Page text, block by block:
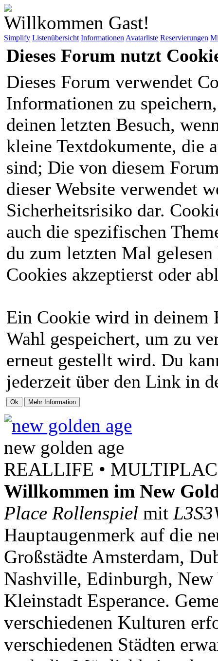
Willkommen Gast!
Simplify Listenübersicht Informationen Avatarliste Reservierungen
Dieses Forum nutzt
Dieses Forum verwendet
Informationen zu
deinen letzten Besuch,
kleine Textdokumente, die
sind; Die von diesem
dieser Website verwendet
Sicherheitsrisiko dar.
auch die spezifischen
du zum letzten Mal
Cookies akzeptierst oder
Ein Cookie wird in deinem
Wahl gespeichert, um zu
erneut gestellt wird. Du
jederzeit über den Link in
new golden age
REALLIFE •
Willkommen im New
Place Rollenspiel mit
Hauptaugenmerk auf die
Großstädte Amsterdam,
Nashville, Edinburgh,
Kleinstadt Esperance.
verschiedenen Kulturen
verschiedenen Städten